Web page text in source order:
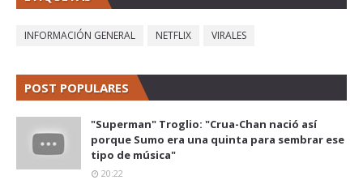
INFORMACIÓN GENERAL NETFLIX VIRALES
POST POPULARES
"Superman" Troglio: "Crua-Chan nació así
porque Sumo era una quinta para sembrar ese
tipo de música"
20:22